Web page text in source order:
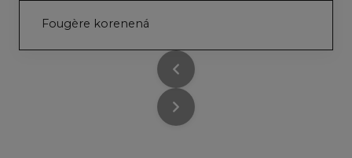
Fougère korenená